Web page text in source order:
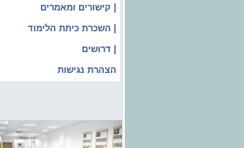
| קישורים ומאמרים
| השכרת כיתת הלימוד
| דרושים
הצהרת נגישות